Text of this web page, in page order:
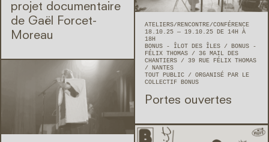
projet documentaire
de Gaël Forcet-
Moreau
ATELIERS RENCONTRE/CONFÉRENCE
18.10.25 — 19.10.25 DE 14H À
18H
BONUS - ÎLOT DES ÎLES / BONUS -
FÉLIX THOMAS
36 MAIL DES
CHANTIERS / 39 RUE FÉLIX THOMAS
NANTES
TOUT PUBLIC
ORGANISÉ PAR LE
COLLECTIF BONUS
Portes ouvertes